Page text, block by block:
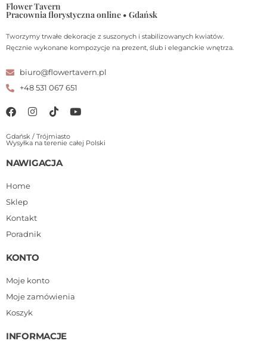
Flower Tavern
Pracownia florystyczna online • Gdańsk
Tworzymy trwałe dekoracje z suszonych i stabilizowanych kwiatów.
Ręcznie wykonane kompozycje na prezent, ślub i eleganckie wnętrza.
biuro@flowertavern.pl
+48 531 067 651
Gdańsk / Trójmiasto
Wysyłka na terenie całej Polski
NAWIGACJA
Home
Sklep
Kontakt
Poradnik
KONTO
Moje konto
Moje zamówienia
Koszyk
INFORMACJE